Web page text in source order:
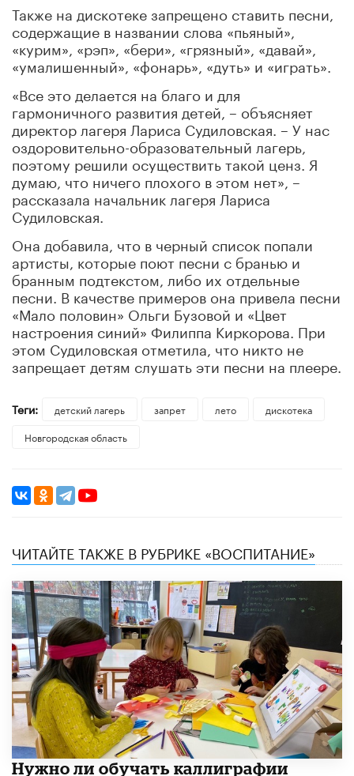
Также на дискотеке запрещено ставить песни,
содержащие в названии слова «пьяный»,
«курим», «рэп», «бери», «грязный», «давай»,
«умалишенный», «фонарь», «дуть» и «играть».
«Все это делается на благо и для
гармоничного развития детей, – объясняет
директор лагеря Лариса Судиловская. – У нас
оздоровительно-образовательный лагерь,
поэтому решили осуществить такой ценз. Я
думаю, что ничего плохого в этом нет», –
рассказала начальник лагеря Лариса
Судиловская.
Она добавила, что в черный список попали
артисты, которые поют песни с бранью и
бранным подтекстом, либо их отдельные
песни. В качестве примеров она привела песни
«Мало половин» Ольги Бузовой и «Цвет
настроения синий» Филиппа Киркорова. При
этом Судиловская отметила, что никто не
запрещает детям слушать эти песни на плеере.
Теги: детский лагерь запрет лето
дискотека
Новгородская область
ЧИТАЙТЕ ТАКЖЕ В РУБРИКЕ «ВОСПИТАНИЕ»
Нужно ли обучать каллиграфии